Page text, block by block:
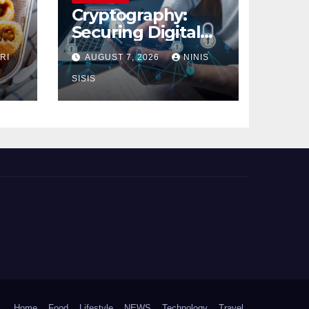
Cryptography:
Securing Digital
Communication
AUGUST 7, 2026 NINIS
SISIS